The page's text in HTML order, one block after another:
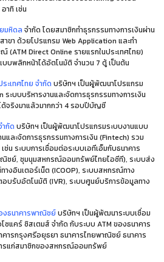
าทิ เช่น
มหิดล จำกัด โดยสมาชิกทำธุรกรรมทางการเงินผ่าน
สาขา ด้วยโปรแกรม Web Application และทำ
ณ์(ATM Direct Online รายแรกในประเทศไทย)
บพลิกหน้าได้อัตโนมัติ จำนวน 7 ตู้ เป็นต้น
เทศไทย จำกัด บริษัทฯ เป็นผู้พัฒนาโปรแกรม
ระบบบริหารงานและจัดการธุรกรรมทางการเงิน
จริงมาแล้วมากกว่า 4รอบปีบัญชี
กัด บริษัทฯ เป็นผู้พัฒนาโปรแกรมระบบงานแบบ
และจัดการธุรกรรมทางการเงิน (Fintech) รวม
ช่น ระบบการเชื่อมต่อระบบเอทีเอ็มกับธนาคาร
ณิชย์, ชุมนุมสหกรณ์ออมทรัพย์ไทยไอซีที), ระบบส่ง
งอินเตอร์เน็ต (ICOOP), ระบบสหกรณ์ทาง
อบรับอัตโนมัติ(IVR), ระบบศูนย์บริการข้อมูลทาง
งธนาคารพาณิชย์บริษัทฯ เป็นผู้พัฒนาระบบเชื่อม
ซแคร์ ซิสเตมส์ จำกัด กับระบบ ATM ของธนาคาร
ารกรุงศรีอยุธยา ธนาคารไทยพาณิชย์ ธนาคาร
รแก่สมาชิกของสหกรณ์ออมทรัพย์